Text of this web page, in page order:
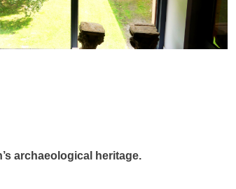
archaeological heritage.